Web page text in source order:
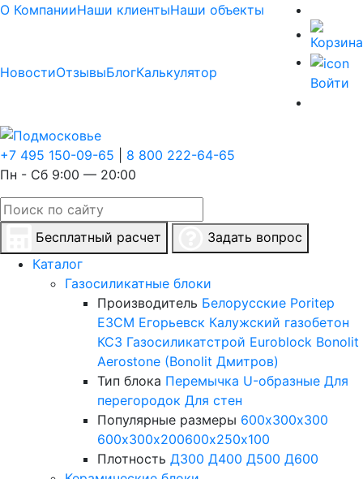
О КомпанииНаши клиентыНаши объекты
НовостиОтзывыБлогКалькулятор
Войти
+7 495 150-09-65
8 800 222-64-65
Пн - Сб 9:00 — 20:00
Бесплатный расчет
Задать вопрос
Каталог
Газосиликатные блоки
Производитель Белорусские Poritep
ЕЗСМ Егорьевск Калужский газобетон
КСЗ Газосиликатстрой Euroblock Bonolit
Aerostone (Bonolit Дмитров)
Тип блока Перемычка U-образные Для
перегородок Для стен
Популярные размеры 600х300х300
600х300х200600х250х100
Плотность Д300 Д400 Д500 Д600